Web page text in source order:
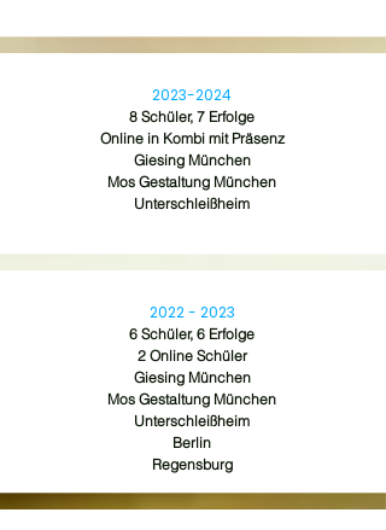
2023-2024
8 Schüler, 7 Erfolge
Online in Kombi mit Präsenz
Giesing München
Mos Gestaltung München
Unterschleißheim
2022 - 2023
6 Schüler, 6 Erfolge
2 Online Schüler
Giesing München
Mos Gestaltung München
Unterschleißheim
Berlin
Regensburg